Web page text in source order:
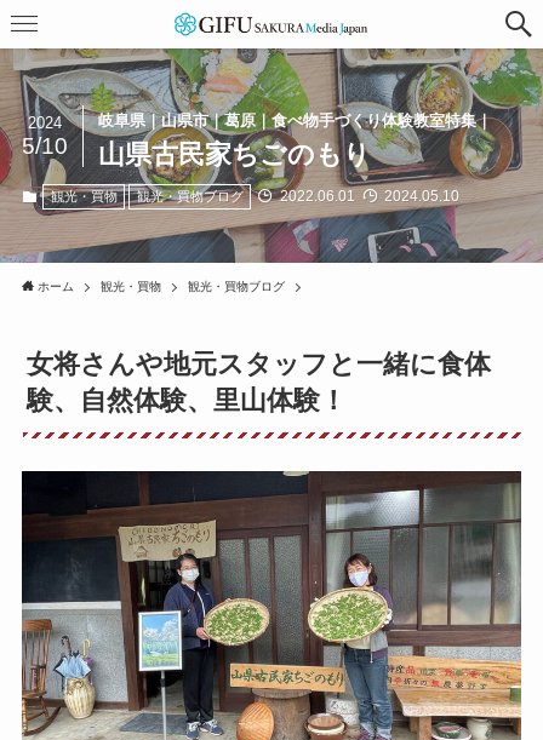
岐阜県｜山県市｜葛原｜食べ物手づくり体験教室特集｜
山県古民家ちごのもり
2024
5/10
観光・買物 観光・買物ブログ 2022.06.01 2024.05.10
ホーム 観光・買物 観光・買物ブログ
女将さんや地元スタッフと一緒に食体
験、自然体験、里山体験！